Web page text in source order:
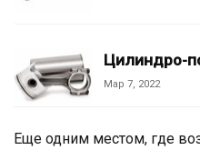
Цилиндро-
Мар 7, 2022
Еще одним местом, где